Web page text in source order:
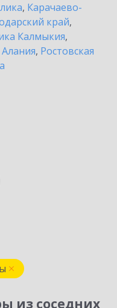
, Карачаево-
край,
Калмыкия,
, Ростовская
из соседних